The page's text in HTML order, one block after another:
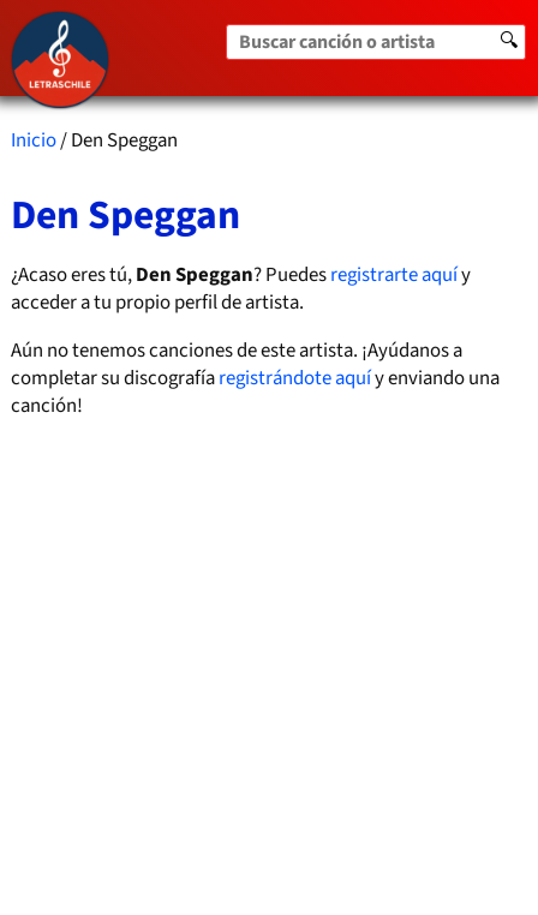
Buscar canción o artista 🔍
Inicio/ Den Speggan
Den Speggan
¿Acaso eres tú,Den Speggan? Puedesregistrarte aquíy
acceder a tu propio perfil de artista.
Aún no tenemos canciones de este artista. ¡Ayúdanos a
completar su discografíaregistrándote aquíy enviando una
canción!